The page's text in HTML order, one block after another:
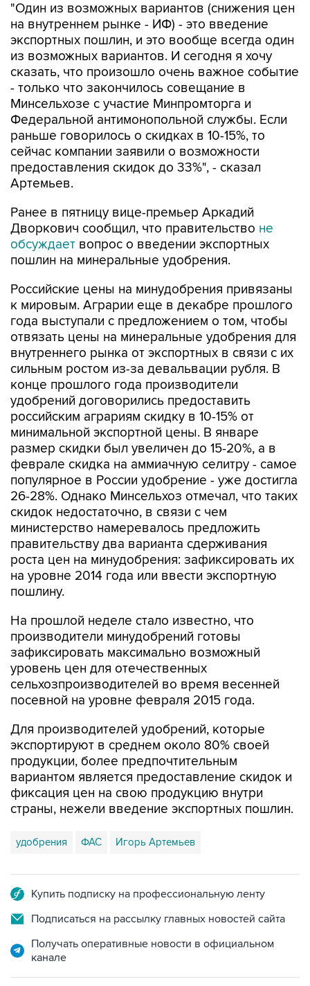
"Один из возможных вариантов (снижения цен
на внутреннем рынке - ИФ) - это введение
экспортных пошлин, и это вообще всегда один
из возможных вариантов. И сегодня я хочу
сказать, что произошло очень важное событие
- только что закончилось совещание в
Минсельхозе с участие Минпромторга и
Федеральной антимонопольной службы. Если
раньше говорилось о скидках в 10-15%, то
сейчас компании заявили о возможности
предоставления скидок до 33%", - сказал
Артемьев.
Ранее в пятницу вице-премьер Аркадий
Дворкович сообщил, что правительство не
обсуждает вопрос о введении экспортных
пошлин на минеральные удобрения.
Российские цены на минудобрения привязаны
к мировым. Аграрии еще в декабре прошлого
года выступали с предложением о том, чтобы
отвязать цены на минеральные удобрения для
внутреннего рынка от экспортных в связи с их
сильным ростом из-за девальвации рубля. В
конце прошлого года производители
удобрений договорились предоставить
российским аграриям скидку в 10-15% от
минимальной экспортной цены. В январе
размер скидки был увеличен до 15-20%, а в
феврале скидка на аммиачную селитру - самое
популярное в России удобрение - уже достигла
26-28%. Однако Минсельхоз отмечал, что таких
скидок недостаточно, в связи с чем
министерство намеревалось предложить
правительству два варианта сдерживания
роста цен на минудобрения: зафиксировать их
на уровне 2014 года или ввести экспортную
пошлину.
На прошлой неделе стало известно, что
производители минудобрений готовы
зафиксировать максимально возможный
уровень цен для отечественных
сельхозпроизводителей во время весенней
посевной на уровне февраля 2015 года.
Для производителей удобрений, которые
экспортируют в среднем около 80% своей
продукции, более предпочтительным
вариантом является предоставление скидок и
фиксация цен на свою продукцию внутри
страны, нежели введение экспортных пошлин.
удобрения ФАС Игорь Артемьев
Купить подписку на профессиональную ленту
Подписаться на рассылку главных новостей сайта
Получать оперативные новости в официальном
канале